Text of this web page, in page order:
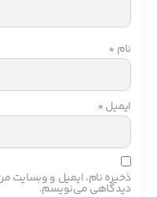
نام *
ایمیل*
ذخیره نام، ایمیل و وبسایت
دیدگاهی می‌نویسم.